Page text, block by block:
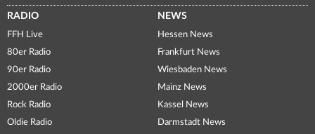
RADIO
FFH Live
80er Radio
90er Radio
2000er Radio
Rock Radio
Oldie Radio
NEWS
Hessen News
Frankfurt News
Wiesbaden News
Mainz News
Kassel News
Darmstadt News